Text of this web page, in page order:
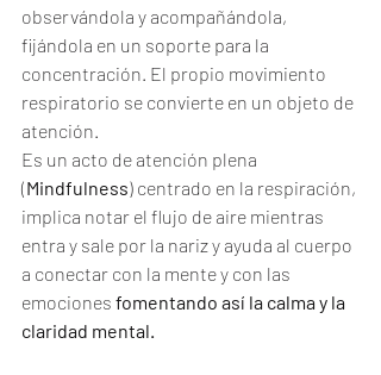
observándola y acompañándola,
fijándola en un soporte para la
concentración. El propio movimiento
respiratorio se convierte en un objeto de
atención.
Es un acto de atención plena
(Mindfulness) centrado en la respiración,
implica notar el flujo de aire mientras
entra y sale por la nariz y ayuda al cuerpo
a conectar con la mente y con las
emociones fomentando así la calma y la
claridad mental.